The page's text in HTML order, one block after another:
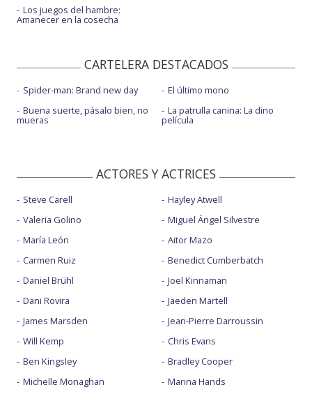
Los juegos del hambre:
Amanecer en la cosecha
CARTELERA DESTACADOS
Spider-man: Brand new day
Buena suerte, pásalo bien, no
mueras
El último mono
La patrulla canina: La dino
película
ACTORES Y ACTRICES
Steve Carell
Valeria Golino
María León
Carmen Ruiz
Daniel Brühl
Dani Rovira
James Marsden
Will Kemp
Ben Kingsley
Michelle Monaghan
Hayley Atwell
Miguel Ángel Silvestre
Aitor Mazo
Benedict Cumberbatch
Joel Kinnaman
Jaeden Martell
Jean-Pierre Darroussin
Chris Evans
Bradley Cooper
Marina Hands